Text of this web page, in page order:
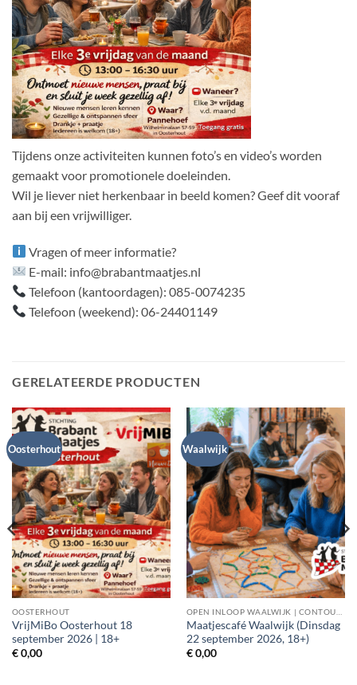
Tijdens onze activiteiten kunnen foto’s en video’s worden
gemaakt voor promotionele doeleinden.
Wil je liever niet herkenbaar in beeld komen? Geef dit vooraf
aan bij een vrijwilliger.
Vragen of meer informatie?
E-mail: info@brabantmaatjes.nl
Telefoon (kantoordagen): 085-0074235
Telefoon (weekend): 06-24401149
GERELATEERDE PRODUCTEN
Oosterhout
OOSTERHOUT
VrijMiBo Oosterhout 18
september 2026 | 18+
€0,00
Waalwijk
Maatjescafé Waalwijk (Dinsdag
22 september 2026, 18+)
€0,00